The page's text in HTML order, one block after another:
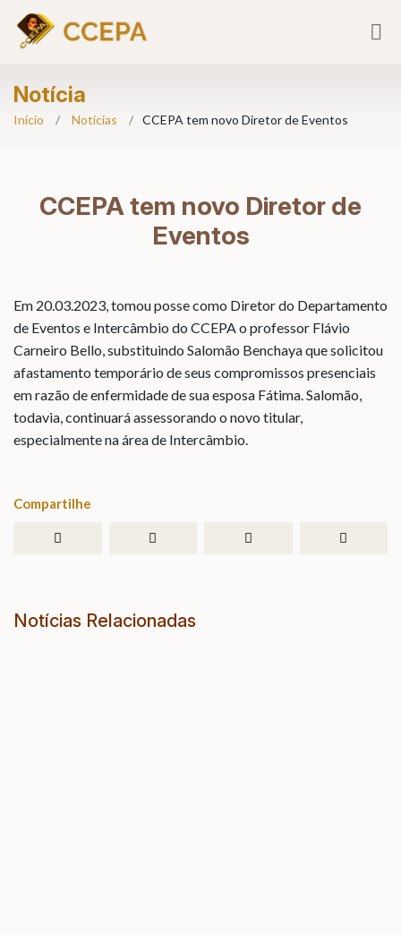
Notícia
Início Notícias CCEPA tem novo Diretor de Eventos
CCEPA tem novo Diretor de
Eventos
Em 20.03.2023, tomouposse como Diretor do Departamento
de Eventos e Intercâmbio do CCEPA o professor Flávio
Carneiro Bello, substituindo Salomão Benchayaque solicitou
afastamento temporário de seus compromissos presenciais
em razão de enfermidade de suaesposa Fátima. Salomão,
todavia, continuará assessorando o novo titular,
especialmente naárea de Intercâmbio.
Compartilhe
Notícias Relacionadas